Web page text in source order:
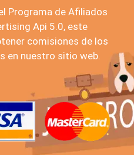
Programa de Afiliados
Api 5.0, este
comisiones de los
en nuestro sitio web.